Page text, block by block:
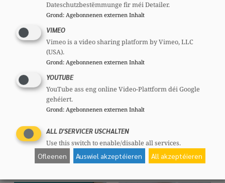
Dateschutzbestëmmunge fir méi Detailer.
Grond: Agebonnenen externen Inhalt
VIMEO
Vimeo is a video sharing platform by Vimeo, LLC
(USA).
Grond: Agebonnenen externen Inhalt
YOUTUBE
YouTube ass eng online Video-Plattform déi Google
gehéiert.
Grond: Agebonnenen externen Inhalt
ALL D'SERVICER USCHALTEN
Use this switch to enable/disable all services.
Ofleenen Auswiel akzeptéieren All akzeptéieren